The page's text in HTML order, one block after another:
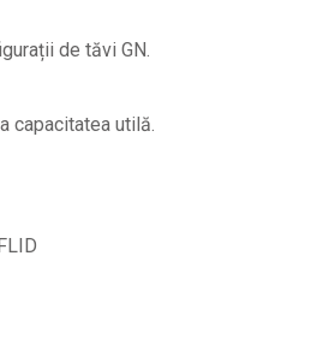
de tăvi GN.
capacitatea utilă.